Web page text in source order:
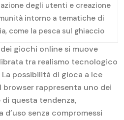
degli utenti e creazione
intorno a tematiche di
come la pesca sul ghiaccio
giochi online si muove
tra realismo tecnologico
possibilità di gioca a Ice
rappresenta uno dei
questa tendenza,
d’uso senza compromessi